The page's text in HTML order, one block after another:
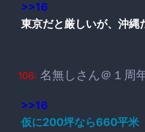
>>16
東京だと厳しいが、沖縄
106: 名無しさん＠１周
>>16
仮に200坪なら660平米